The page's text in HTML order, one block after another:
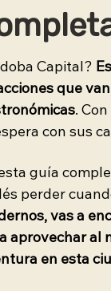
Punta del Este
Capital?
que
.
con sus
guía
perder
vas a
aprovechar al
en esta